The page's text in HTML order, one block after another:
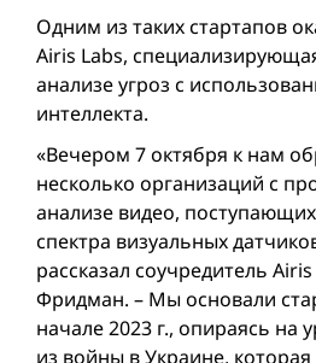
Одним из таких стартапов
Airis Labs,
анализе угроз с
интеллекта.
«Вечером 7 октября к нам
несколько организаций с
анализе видео,
спектра визуальных
рассказал соучредитель
Фридман. – Мы основали
начале 2023 г., опираясь на
из войны в Украине,